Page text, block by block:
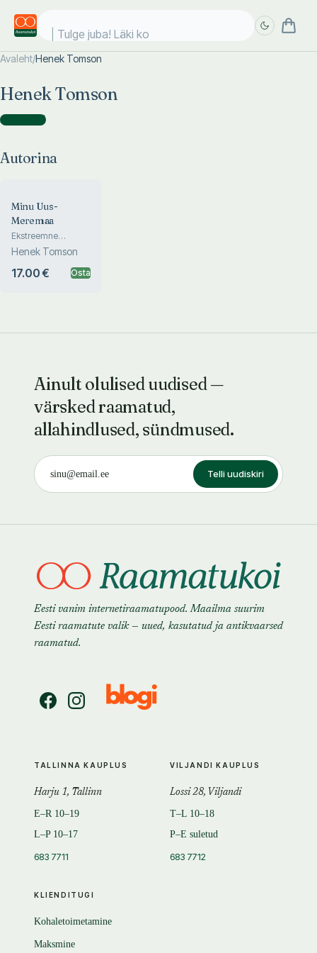
Tulge juba! Läki koo
Avaleht/Henek Tomson
Henek Tomson
Autorina )
Autorina
Minu Uus-
Meremaa
Ekstreemne
vabadus
Henek Tomson
17.00 € Osta
Ainult olulised uudised —
värsked raamatud,
allahindlused, sündmused.
Telli uudiskiri
Eesti vanim internetiraamatupood. Maailma suurim
Eesti raamatute valik — uued, kasutatud ja antikvaarsed
raamatud.
KLIENDITUGI
Kohaletoimetamine
Maksmine
TALLINNA KAUPLUS
Harju 1, Tallinn
E–R 10–19
L–P 10–17
683 7711
VILJANDI KAUPLUS
Lossi 28, Viljandi
T–L 10–18
P–E suletud
683 7712